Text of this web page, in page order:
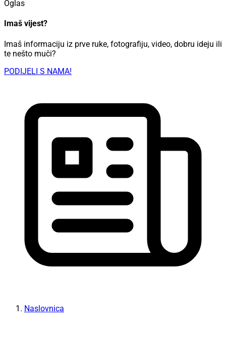
Oglas
Imaš vijest?
Imaš informaciju iz prve ruke, fotografiju, video, dobru ideju ili
te nešto muči?
PODIJELI S NAMA!
Naslovnica